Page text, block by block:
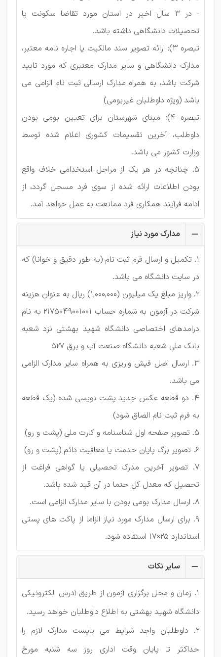
- در 3 سال اخیر در استان مورد تقاضا سکونت یا
تحصیلات دانشگاهی داشته باشد.
تبصره 3): ارائه تصویر سند مالکیت یا اجاره نامه معتبر،
مدارک دانشگاهی و سایر مدارک معتبری که مورد تایید
شرکت باشد، به همراه مدارک ارسالی ثبت نام الزامی می
باشد (ویژه داوطلبان غیربومی)
تبصره 4): مبنای شهرستان برای تعیین بومی بودن
داوطلب، آخرین تقسیمات کشوری اعلام شده توسط
وزارت کشور می باشد.
5. چنانچه در هر یک از مراحل استخدامی خلاف واقع
بودن اطلاعات ارائه شده از سوی فرد مسجل گردد، از
ادامه فرآیند همکاری فرد ممانعت به عمل خواهد آمد.
مدارک مورد نیاز
1. تکمیل و ارسال فرم ثبت نام (به طور دقیق و خوانا) که
در سایت دانشگاه می باشد.
2. واریز مبلغ یک میلیون (1,000,000) ریال به عنوان هزینه
شرکت در آزمون به شماره حساب 2175049001001 به نام
درامدهای اختصاصی دانشگاه شهید بهشتی نزد شعبه
بانک ملی شعبه دانشگاه صنعت آب و برق 527
3. ارسال اصل فیش واریزی به همراه سایر مدارک الزامی
می باشد.
4. دو قطعه عکس جدید پشت نویسی شده (یک قطعه
به فرم ثبت نام الصاق شود)
5. تصویر صفحه اول شناسنامه و کارت ملی (پشت و رو)
6. تصویر برگ پایان خدمت یا معافیت دائم (پشت و رو)
7. تصویر آخرین مدرک تحصیلی یا گواهی فراغت از
تحصیل که معدل کل حتما در آن قید شده باشد.
8. ارسال مدارک بومی بودن با سایر مدارک الزامی است.
9. برای ارسال مدارک مورد نیاز الزاما از پاکت های پستی
استاندارد 25×17 استفاده شود.
سایر نکات
1. زمان و محل برگزاری آزمون از طریق آدرس الکترونیکی
دانشگاه شهید بهشتی به اطلاع داوطلبان خواهد رسید.
2. داوطلبان واجد شرایط می بایست مدارک لازم را
حداکثر تا پایان وقت اداری روز سه شنبه مورخ